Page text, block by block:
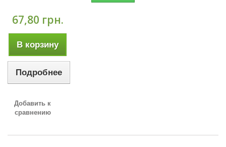
67,80 грн.
В корзину
Подробнее
Добавить к
сравнению